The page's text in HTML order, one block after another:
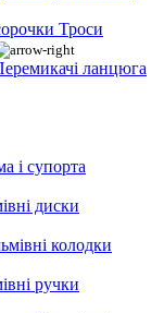
Троси
ланцюга
і супорта
диски
колодки
ручки